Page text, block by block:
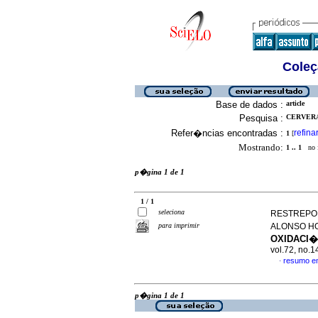
Base de dados : article
Pesquisa :
Refer�ncias encontradas : 1 [refinar
Mostrando: 1 .. 1 no
p�gina 1 de 1
1 / 1
seleciona
para imprimir
ALONSO
vol.72,
· resumo
p�gina 1 de 1